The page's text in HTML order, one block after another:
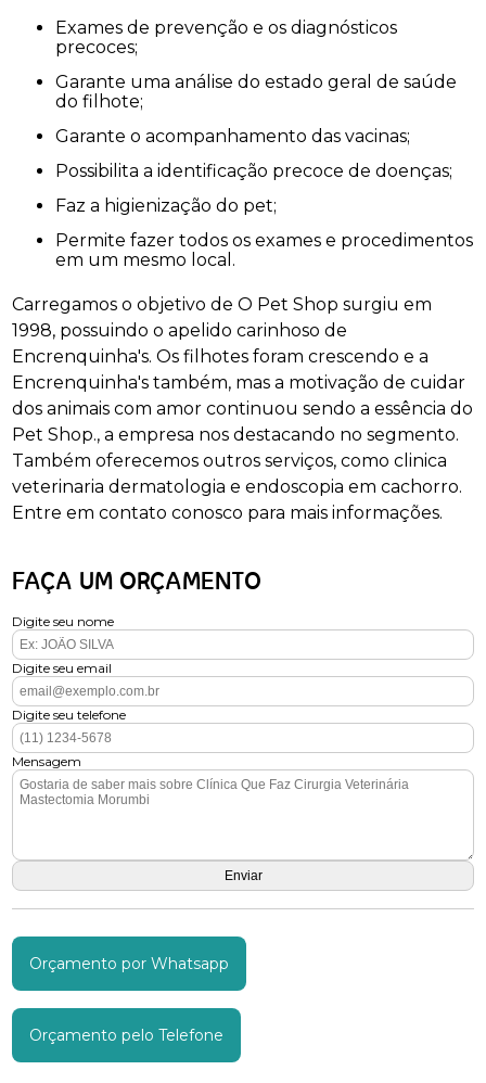
Exames de prevenção e os diagnósticos
precoces;
Garante uma análise do estado geral de saúde
do filhote;
Garante o acompanhamento das vacinas;
Possibilita a identificação precoce de doenças;
Faz a higienização do pet;
Permite fazer todos os exames e procedimentos
em um mesmo local.
Carregamos o objetivo de O Pet Shop surgiu em
1998, possuindo o apelido carinhoso de
Encrenquinha's. Os filhotes foram crescendo e a
Encrenquinha's também, mas a motivação de cuidar
dos animais com amor continuou sendo a essência do
Pet Shop., a empresa nos destacando no segmento.
Também oferecemos outros serviços, como clinica
veterinaria dermatologia e endoscopia em cachorro.
Entre em contato conosco para mais informações.
FAÇA UM ORÇAMENTO
Digite seu nome
Digite seu email
Digite seu telefone
Mensagem
Orçamento por Whatsapp
Orçamento pelo Telefone